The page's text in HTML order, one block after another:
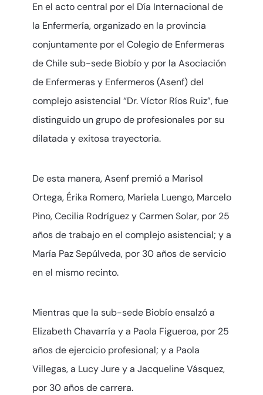
En el acto central por el Día Internacional de
la Enfermería, organizado en la provincia
conjuntamente por el Colegio de Enfermeras
de Chile sub-sede Biobío y por la Asociación
de Enfermeras y Enfermeros (Asenf) del
complejo asistencial “Dr. Víctor Ríos Ruiz”, fue
distinguido un grupo de profesionales por su
dilatada y exitosa trayectoria.
De esta manera, Asenf premió a Marisol
Ortega, Érika Romero, Mariela Luengo, Marcelo
Pino, Cecilia Rodríguez y Carmen Solar, por 25
años de trabajo en el complejo asistencial; y a
María Paz Sepúlveda, por 30 años de servicio
en el mismo recinto.
Mientras que la sub-sede Biobío ensalzó a
Elizabeth Chavarría y a Paola Figueroa, por 25
años de ejercicio profesional; y a Paola
Villegas, a Lucy Jure y a Jacqueline Vásquez,
por 30 años de carrera.